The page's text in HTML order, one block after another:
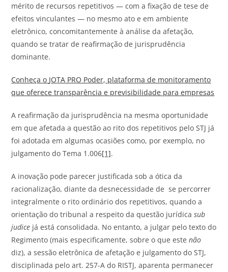
mérito de recursos repetitivos — com a fixação de tese de
efeitos vinculantes — no mesmo ato e em ambiente
eletrônico, concomitantemente à análise da afetação,
quando se tratar de reafirmação de jurisprudência
dominante.
Conheça o JOTA PRO Poder, plataforma de monitoramento
que oferece transparência e previsibilidade para empresas
A reafirmação da jurisprudência na mesma oportunidade
em que afetada a questão ao rito dos repetitivos pelo STJ já
foi adotada em algumas ocasiões como, por exemplo, no
julgamento do Tema 1.006[1].
A inovação pode parecer justificada sob a ótica da
racionalização, diante da desnecessidade de se percorrer
integralmente o rito ordinário dos repetitivos, quando a
orientação do tribunal a respeito da questão jurídicasub
judice já está consolidada. No entanto, a julgar pelo texto do
Regimento (mais especificamente, sobre o que estenão
diz), a sessão eletrônica de afetação e julgamento do STJ,
disciplinada pelo art. 257-A do RISTJ, aparenta permanecer